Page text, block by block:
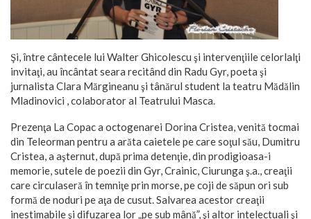
Şi, între cântecele lui Walter Ghicolescu şi intervenţiile celorlalţi
invitaţi, au încântat seara recitând din Radu Gyr, poeta şi
jurnalista Clara Mărgineanu şi tânărul student la teatru Mădălin
Mladinovici , colaborator al Teatrului Masca.
Prezenţa La Copac a octogenarei Dorina Cristea, venită tocmai
din Teleorman pentru a arăta caietele pe care soţul său, Dumitru
Cristea, a aşternut, după prima detenţie, din prodigioasa-i
memorie, sutele de poezii din Gyr, Crainic, Ciurunga ş.a., creaţii
care circulaseră în temniţe prin morse, pe coji de săpun ori sub
formă de noduri pe aţa de cusut. Salvarea acestor creaţii
inestimabile şi difuzarea lor „pe sub mână”, şi altor intelectuali şi